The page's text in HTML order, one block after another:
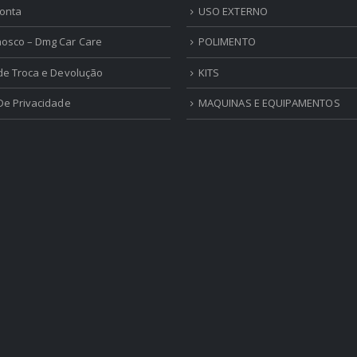
– Dmg Car Care
Troca e Devolução
Privacidade
USO EXTERNO
POLIMENTO
KITS
MAQUINAS E EQUIPAMENTOS